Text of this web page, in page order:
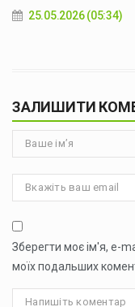
25.05.2026 (05:34)
ЗАЛИШИТИ
Зберегти моє ім'я, e-
моїх подальших